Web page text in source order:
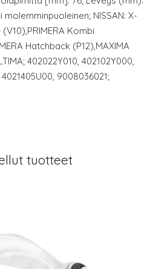
NISSAN: X-
Kombi
Hatchback (P12),MAXIMA
402022Y010, 402102Y000,
9008036021;
tuotteet